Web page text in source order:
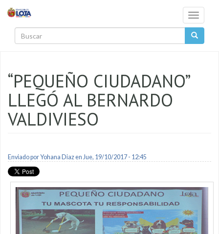
Toggle
“PEQUEÑO CIUDADANO”
LLEGÓ AL BERNARDO
VALDIVIESO
Enviado porYohana Diazen Jue, 19/10/2017 - 12:45